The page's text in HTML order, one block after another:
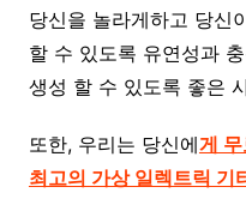
당신을 놀라게하고 당신
할 수 있도록 유연성과
생성 할 수 있도록 좋은
또한, 우리는 당신에게
최고의 가상 일렉트릭 기